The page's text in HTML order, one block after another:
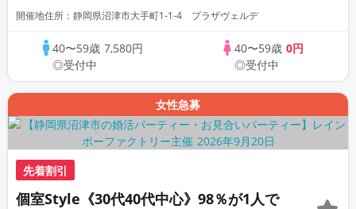
開催地住所：静岡県沼津市大手町1-1-4 プラザヴェルデ
40〜59歳 7,580円
◎受付中
40〜59歳 0円
◎受付中
女性急募
先着割引
個室Style《30代40代中心》98％が1人で